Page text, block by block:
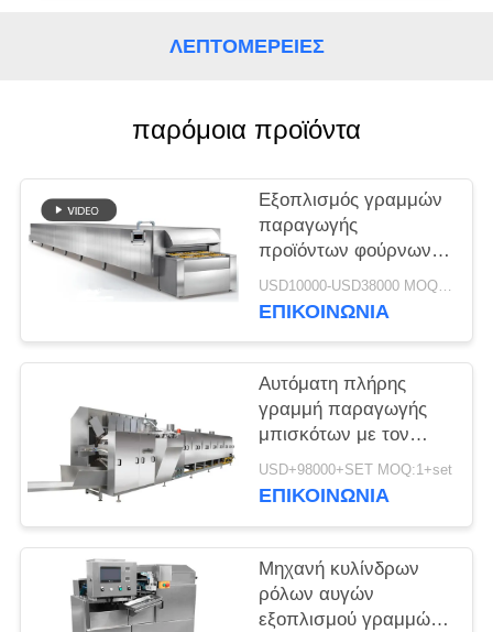
ΠΡΟΣΦΟΡΆ
SITEMAP
PRIVACY
POLICY
ΛΕΠΤΟΜΈΡΕΙΕΣ
παρόμοια προϊόντα
Εξοπλισμός γραμμών
παραγωγής
προϊόντων φούρνων
σηράγγων για τη
φρυγανιά κέικ ψωμιού
USD10000-USD38000 MOQ:1+piece
ΕΠΙΚΟΙΝΩΝΊΑ
Αυτόματη πλήρης
γραμμή παραγωγής
μπισκότων με τον
έλεγχο οθόνης αφής
PLC
USD+98000+SET MOQ:1+set
ΕΠΙΚΟΙΝΩΝΊΑ
Μηχανή κυλίνδρων
ρόλων αυγών
εξοπλισμού γραμμών